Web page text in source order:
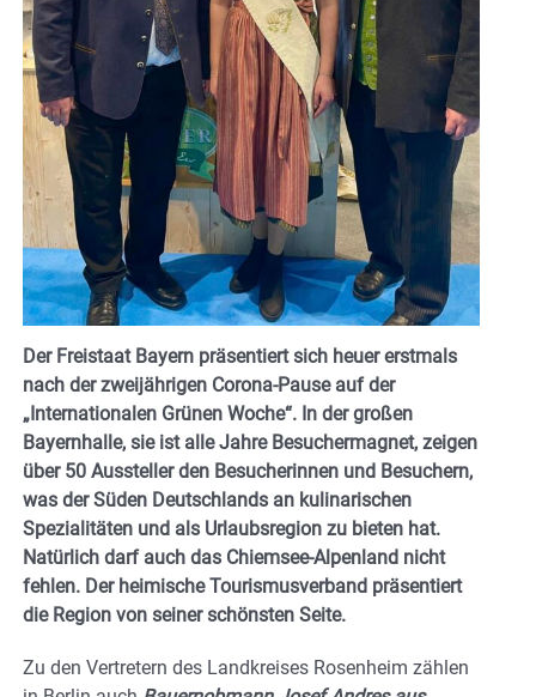
Der Freistaat Bayern präsentiert sich heuer erstmals
nach der zweijährigen Corona-Pause auf der
„Internationalen Grünen Woche“. In der großen
Bayernhalle, sie ist alle Jahre Besuchermagnet, zeigen
über 50 Aussteller den Besucherinnen und Besuchern,
was der Süden Deutschlands an kulinarischen
Spezialitäten und als Urlaubsregion zu bieten hat.
Natürlich darf auch das Chiemsee-Alpenland nicht
fehlen. Der heimische Tourismusverband präsentiert
die Region von seiner schönsten Seite.
Zu den Vertretern des Landkreises Rosenheim zählen